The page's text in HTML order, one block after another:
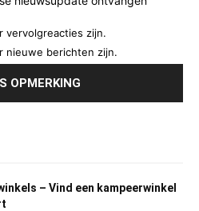
vervolgreacties zijn.
nieuwe berichten zijn.
– Vind een kampeerwinkel